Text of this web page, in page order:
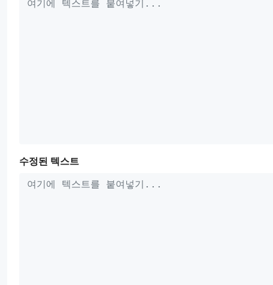
수정된 텍스트